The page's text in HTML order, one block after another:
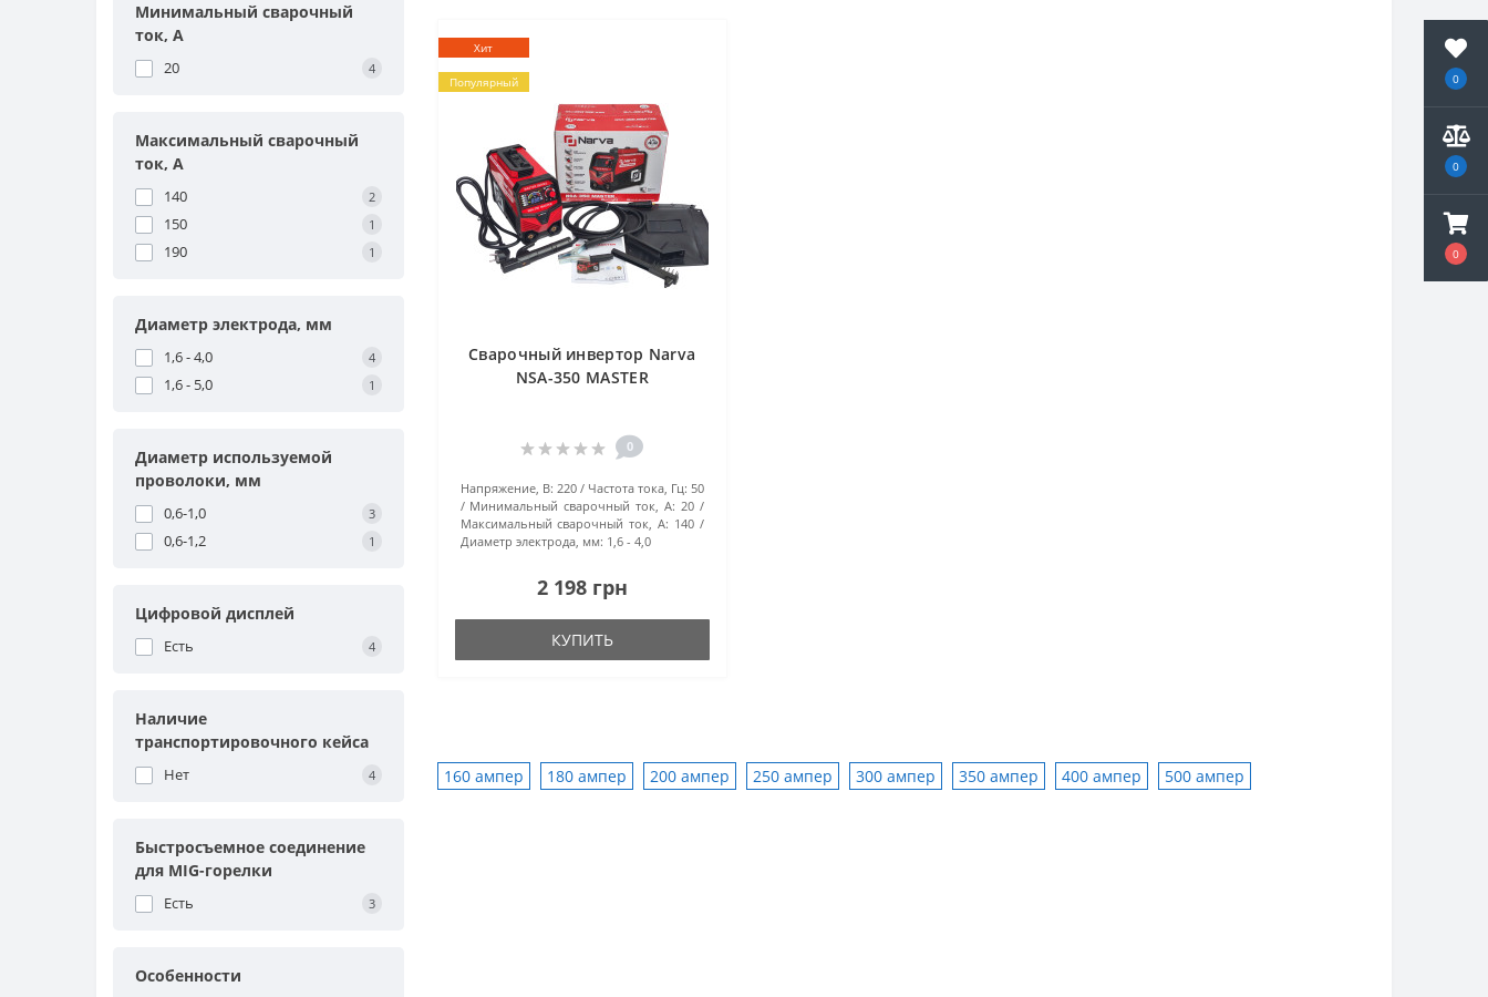
0
0
0
Минимальный сварочный
ток, А
20 4
Максимальный сварочный
ток, А
140 2
150 1
190 1
Диаметр электрода, мм
1,6 - 4,0 4
1,6 - 5,0 1
Диаметр используемой
проволоки, мм
0,6-1,0 3
0,6-1,2 1
Цифровой дисплей
Есть 4
Наличие
транспортировочного кейса
Нет 4
Быстросъемное соединение
для MIG-горелки
Есть 3
Особенности
Хит
Популярный
Сварочный инвертор Narva
NSA-350 MASTER
0
Напряжение, В: 220 Частота тока, Гц: 50
Минимальный сварочный ток, А: 20
Максимальный сварочный ток, А: 140
Диаметр электрода, мм: 1,6 - 4,0
2 198 грн
КУПИТЬ
160 ампер 180 ампер 200 ампер 250 ампер 300 ампер 350 ампер 400 ампер 500 ампер